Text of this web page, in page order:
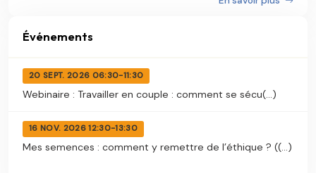
Événements
20 SEPT. 2026 06:30-11:30
Webinaire : Travailler en couple : comment se sécu(...)
16 NOV. 2026 12:30-13:30
Mes semences : comment y remettre de l’éthique ? ((...)